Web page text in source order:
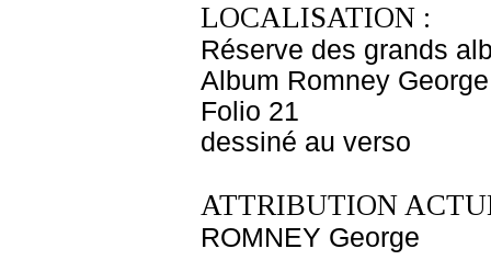
LOCALISATION :
Réserve des grands
Album Romney
Folio 21
dessiné au verso
ATTRIBUTION
ROMNEY George